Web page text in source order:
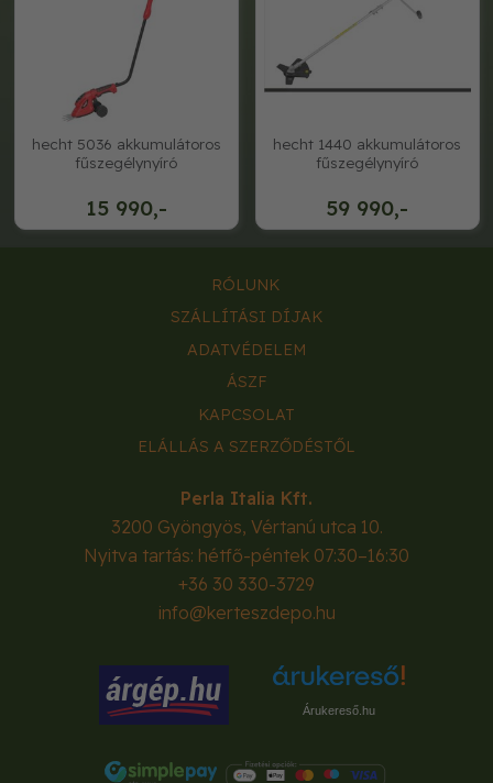
15 990,-
hecht 5036 akkumulátoros
fűszegélynyíró
59 990,-
hecht 1440 akkumulátoros
fűszegélynyíró
RÓLUNK
SZÁLLÍTÁSI DÍJAK
ADATVÉDELEM
ÁSZF
KAPCSOLAT
ELÁLLÁS A SZERZŐDÉSTŐL
Perla Italia Kft.
3200 Gyöngyös, Vértanú utca 10.
Nyitva tartás: hétfő-péntek 07:30–16:30
+36 30 330-3729
info@kerteszdepo.hu
Árukereső.hu